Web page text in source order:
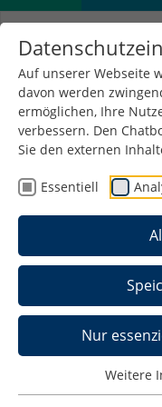
Auf unserer Webseite
davon werden
ermöglichen, Ihre
verbessern. Den
Sie den externen
Essentiell
Nur
Weitere
(RessFBBM)
Regelung
(CW und UKP-
Laserimpulse)
von
Metall) in der
Erkennung von
Fette,
sowie